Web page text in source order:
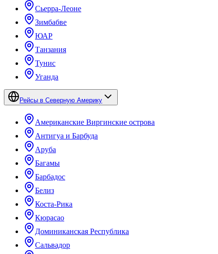
Сьерра-Леоне
Зимбабве
ЮАР
Танзания
Тунис
Уганда
Рейсы в Северную Америку
Американские Виргинские острова
Антигуа и Барбуда
Аруба
Багамы
Барбадос
Белиз
Коста-Рика
Кюрасао
Доминиканская Республика
Сальвадор